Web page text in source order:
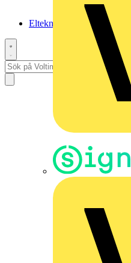
Elteknikpodden